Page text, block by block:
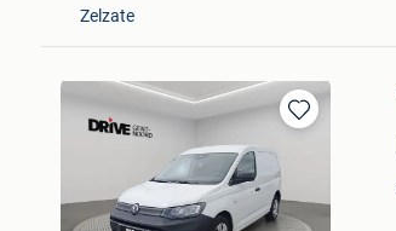
Zelzate
Bewaren
in
Mijn
Favorieten